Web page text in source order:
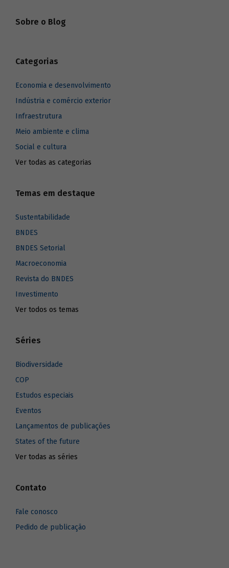
Sobre o Blog
Categorias
Economia e desenvolvimento
Indústria e comércio exterior
Infraestrutura
Meio ambiente e clima
Social e cultura
Ver todas as categorias
Temas em destaque
Sustentabilidade
BNDES
BNDES Setorial
Macroeconomia
Revista do BNDES
Investimento
Ver todos os temas
Séries
Biodiversidade
COP
Estudos especiais
Eventos
Lançamentos de publicações
States of the future
Ver todas as séries
Contato
Fale conosco
Pedido de publicação